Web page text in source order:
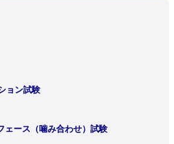
ョン試験
ェース（噛み合わせ）試験